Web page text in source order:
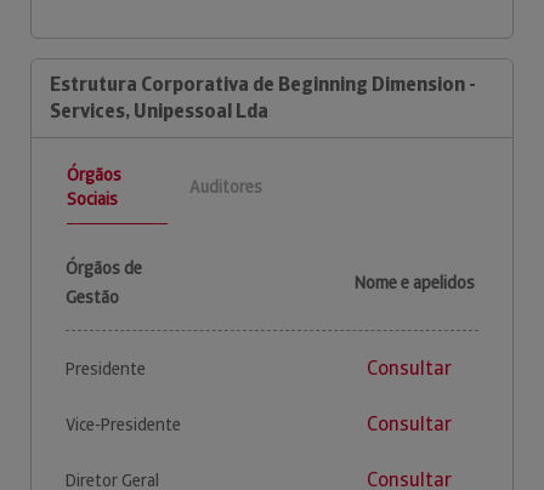
Estrutura Corporativa de Beginning Dimension -
Services, Unipessoal Lda
Órgãos
Sociais
Auditores
Órgãos de
Gestão
Nome e apelidos
Presidente Consultar
Vice-Presidente Consultar
Diretor Geral Consultar